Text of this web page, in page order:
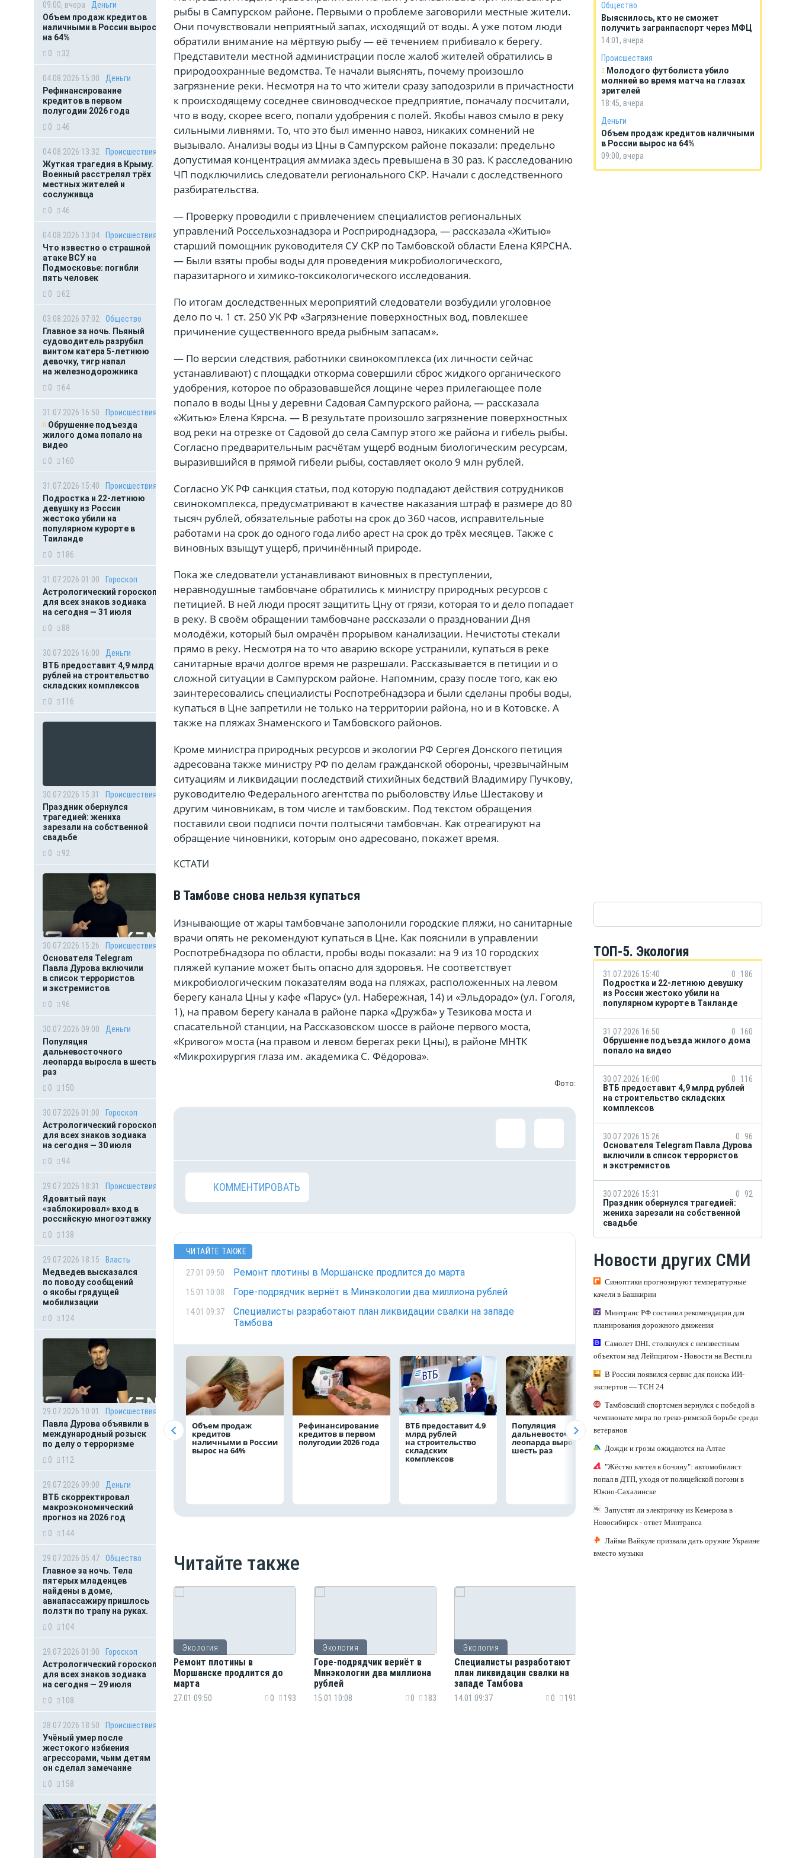
09:00, вчера
Деньги
Объем продаж кредитов
наличными в России вырос
на 64%
0
32
04.08.2026 15:00
Деньги
Рефинансирование
кредитов в первом
полугодии 2026 года
0
46
04.08.2026 13:32
Происшествия
Жуткая трагедия в Крыму.
Военный расстрелял трёх
местных жителей и
сослуживца
0
46
04.08.2026 13:04
Происшествия
Что известно о страшной
атаке ВСУ на
Подмосковье: погибли
пять человек
0
62
03.08.2026 07:02
Общество
Главное за ночь. Пьяный
судоводитель разрубил
винтом катера 5-летнюю
девочку, тигр напал
на железнодорожника
0
64
31.07.2026 16:50
Происшествия
Обрушение подъезда
жилого дома попало на
видео
0
160
31.07.2026 15:40
Происшествия
Подростка и 22-летнюю
девушку из России
жестоко убили на
популярном курорте в
Таиланде
0
186
31.07.2026 01:00
Гороскоп
Астрологический гороскоп
для всех знаков зодиака
на сегодня — 31 июля
0
88
30.07.2026 16:00
Деньги
ВТБ предоставит 4,9 млрд
рублей на строительство
складских комплексов
0
116
30.07.2026 15:31
Происшествия
Праздник обернулся
трагедией: жениха
зарезали на собственной
свадьбе
0
92
30.07.2026 15:26
Происшествия
Основателя Telegram
Павла Дурова включили
в список террористов
и экстремистов
0
96
30.07.2026 09:00
Деньги
Популяция
дальневосточного
леопарда выросла в шесть
раз
0
150
30.07.2026 01:00
Гороскоп
Астрологический гороскоп
для всех знаков зодиака
на сегодня — 30 июля
0
94
29.07.2026 18:31
Происшествия
Ядовитый паук
«заблокировал» вход в
российскую многоэтажку
0
138
29.07.2026 18:15
Власть
Медведев высказался
по поводу сообщений
о якобы грядущей
мобилизации
0
124
29.07.2026 10:01
Происшествия
Павла Дурова объявили в
международный розыск
по делу о терроризме
0
112
29.07.2026 09:00
Деньги
ВТБ скорректировал
макроэкономический
прогноз на 2026 год
0
144
29.07.2026 05:47
Общество
Главное за ночь. Тела
пятерых младенцев
найдены в доме,
авиапассажиру пришлось
ползти по трапу на руках.
0
104
29.07.2026 01:00
Гороскоп
Астрологический гороскоп
для всех знаков зодиака
на сегодня — 29 июля
0
108
28.07.2026 18:50
Происшествия
Учёный умер после
жестокого избиения
агрессорами, чьим детям
он сделал замечание
0
158
рыбы в Сампурском районе. Первыми о проблеме заговорили местные жители.
Они почувствовали неприятный запах, исходящий от воды. А уже потом люди
обратили внимание на мёртвую рыбу — её течением прибивало к берегу.
Представители местной администрации после жалоб жителей обратились в
природоохранные ведомства. Те начали выяснять, почему произошло
загрязнение реки. Несмотря на то что жители сразу заподозрили в причастности
к происходящему соседнее свиноводческое предприятие, поначалу посчитали,
что в воду, скорее всего, попали удобрения с полей. Якобы навоз смыло в реку
сильными ливнями. То, что это был именно навоз, никаких сомнений не
вызывало. Анализы воды из Цны в Сампурском районе показали: предельно
допустимая концентрация аммиака здесь превышена в 30 раз. К расследованию
ЧП подключились следователи регионального СКР. Начали с доследственного
разбирательства.
— Проверку проводили с привлечением специалистов региональных
управлений Россельхознадзора и Росприроднадзора, — рассказала «Житью»
старший помощник руководителя СУ СКР по Тамбовской области Елена КЯРСНА.
— Были взяты пробы воды для проведения микробиологического,
паразитарного и химико-токсикологического исследования.
По итогам доследственных мероприятий следователи возбудили уголовное
дело по ч. 1 ст. 250 УК РФ «Загрязнение поверхностных вод, повлекшее
причинение существенного вреда рыбным запасам».
— По версии следствия, работники свинокомплекса (их личности сейчас
устанавливают) с площадки откорма совершили сброс жидкого органического
удобрения, которое по образовавшейся лощине через прилегающее поле
попало в воды Цны у деревни Садовая Сампурского района, — рассказала
«Житью» Елена Кярсна. — В результате произошло загрязнение поверхностных
вод реки на отрезке от Садовой до села Сампур этого же района и гибель рыбы.
Согласно предварительным расчётам ущерб водным биологическим ресурсам,
выразившийся в прямой гибели рыбы, составляет около 9 млн рублей.
Согласно УК РФ санкция статьи, под которую подпадают действия сотрудников
свинокомплекса, предусматривают в качестве наказания штраф в размере до 80
тысяч рублей, обязательные работы на срок до 360 часов, исправительные
работами на срок до одного года либо арест на срок до трёх месяцев. Также с
виновных взыщут ущерб, причинённый природе.
Пока же следователи устанавливают виновных в преступлении,
неравнодушные тамбовчане обратились к министру природных ресурсов с
петицией. В ней люди просят защитить Цну от грязи, которая то и дело попадает
в реку. В своём обращении тамбовчане рассказали о праздновании Дня
молодёжи, который был омрачён прорывом канализации. Нечистоты стекали
прямо в реку. Несмотря на то что аварию вскоре устранили, купаться в реке
санитарные врачи долгое время не разрешали. Рассказывается в петиции и о
сложной ситуации в Сампурском районе. Напомним, сразу после того, как ею
заинтересовались специалисты Роспотребнадзора и были сделаны пробы воды,
купаться в Цне запретили не только на территории района, но и в Котовске. А
также на пляжах Знаменского и Тамбовского районов.
Кроме министра природных ресурсов и экологии РФ Сергея Донского петиция
адресована также министру РФ по делам гражданской обороны, чрезвычайным
ситуациям и ликвидации последствий стихийных бедствий Владимиру Пучкову,
руководителю Федерального агентства по рыболовству Илье Шестакову и
другим чиновникам, в том числе и тамбовским. Под текстом обращения
поставили свои подписи почти полтысячи тамбовчан. Как отреагируют на
обращение чиновники, которым оно адресовано, покажет время.
КСТАТИ
В Тамбове снова нельзя купаться
Изнывающие от жары тамбовчане заполонили городские пляжи, но санитарные
врачи опять не рекомендуют купаться в Цне. Как пояснили в управлении
Роспотребнадзора по области, пробы воды показали: на 9 из 10 городских
пляжей купание может быть опасно для здоровья. Не соответствует
микробиологическим показателям вода на пляжах, расположенных на левом
берегу канала Цны у кафе «Парус» (ул. Набережная, 14) и «Эльдорадо» (ул. Гоголя,
1), на правом берегу канала в районе парка «Дружба» у Тезикова моста и
спасательной станции, на Рассказовском шоссе в районе первого моста,
«Кривого» моста (на правом и левом берегах реки Цны), в районе МНТК
«Микрохирургия глаза им. академика С. Фёдорова».
Фото:
КОММЕНТИРОВАТЬ
ЧИТАЙТЕ ТАКЖЕ
27.01 09:50 Ремонт плотины в Моршанске продлится до марта
15.01 10:08 Горе-подрядчик вернёт в Минэкологии два миллиона рублей
14.01 09:37
Специалисты разработают план ликвидации свалки на западе
Тамбова
Объем продаж
кредитов
наличными в России
вырос на 64%
Рефинансирование
кредитов в первом
полугодии 2026 года
ВТБ предоставит 4,9
млрд рублей
на строительство
складских
комплексов
Популяция
дальневосточного
леопарда выросла в
шесть раз
ВТБ скорректировал
макроэкономически
Прогноз выплат
банками на
Читайте также
Экология
Ремонт плотины в
Моршанске продлится до
марта
27.01 09:50 0 193
Экология
Горе-подрядчик вернёт в
Минэкологии два миллиона
рублей
15.01 10:08 0 183
Экология
Специалисты разработают
план ликвидации свалки на
западе Тамбова
14.01 09:37 0 191
Общество
Выяснилось, кто не сможет
получить загранпаспорт через МФЦ
14:01, вчера
Происшествия
Молодого футболиста убило
молнией во время матча на глазах
зрителей
18:45, вчера
Деньги
Объем продаж кредитов наличными
в России вырос на 64%
09:00, вчера
ТОП-5. Экология
31.07.2026 15:40 0
186
Подростка и 22-летнюю девушку
из России жестоко убили на
популярном курорте в Таиланде
31.07.2026 16:50 0
160
Обрушение подъезда жилого дома
попало на видео
30.07.2026 16:00 0
116
ВТБ предоставит 4,9 млрд рублей
на строительство складских
комплексов
30.07.2026 15:26 0
96
Основателя Telegram Павла Дурова
включили в список террористов
и экстремистов
30.07.2026 15:31 0
92
Праздник обернулся трагедией:
жениха зарезали на собственной
свадьбе
Новости других СМИ
Синоптики прогнозируют температурные
качели в Башкирии
Минтранс РФ составил рекомендации для
планирования дорожного движения
Самолет DHL столкнулся с неизвестным
объектом над Лейпцигом - Новости на Вести.ru
В России появился сервис для поиска ИИ-
экспертов — ТСН 24
Тамбовский спортсмен вернулся с победой в
чемпионате мира по греко-римской борьбе среди
ветеранов
Дожди и грозы ожидаются на Алтае
"Жёстко влетел в бочину": автомобилист
попал в ДТП, уходя от полицейской погони в
Южно-Сахалинске
Запустят ли электричку из Кемерова в
Новосибирск - ответ Минтранса
Лайма Вайкуле призвала дать оружие Украине
вместо музыки